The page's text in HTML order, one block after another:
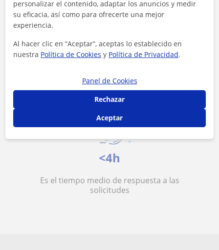
15 €/h
Es el precio medio de las clases de Alemán
<4h
Es el tiempo medio de respuesta a las
solicitudes
personalizar el contenido, adaptar los anuncios y medir
su eficacia, así como para ofrecerte una mejor
experiencia.
Al hacer clic en “Aceptar”, aceptas lo establecido en
nuestra Política de Cookies y Política de Privacidad.
Panel de Cookies
Rechazar
Aceptar